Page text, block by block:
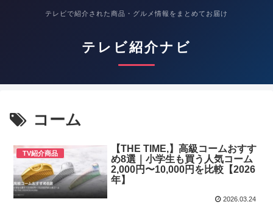
テレビで紹介された商品・グルメ情報をまとめてお届け
テレビ紹介ナビ
コーム
TV紹介商品
【THE TIME,】高級コームおすす
め8選｜小学生も買う人気コーム
2,000円〜10,000円を比較【2026
年】
2026.03.24